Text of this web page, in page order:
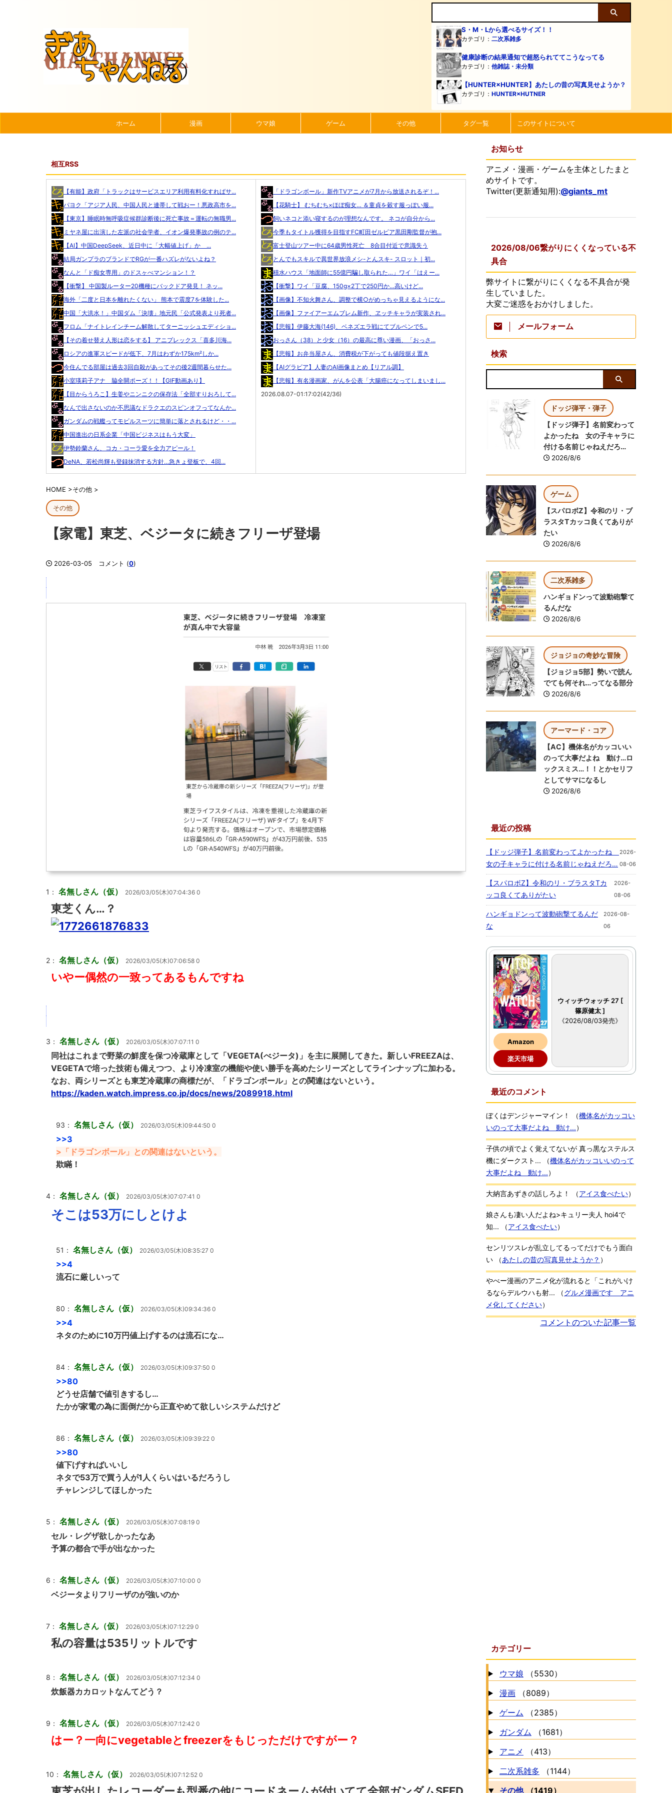
S・M・Lから選べるサイズ！！
カテゴリ： 二次系雑多
健康診断の結果通知で超怒られててこうなってる
カテゴリ： 他雑誌・未分類
【HUNTER×HUNTER】あたしの昔の写真見せようか？
カテゴリ： HUNTER×HUTNER
ホーム 漫画 ウマ娘 ゲーム その他 タグ一覧 このサイトについて
相互RSS
【有能】政府「トラックはサービスエリア利用有料化すればサ...
パヨク「アジア人民、中国人民と連帯して戦おー！悪政高市を...
【東京】睡眠時無呼吸症候群診断後に死亡事故＝運転の無職男...
ミヤネ屋に出演した左派の社会学者、イオン爆発事故の例のテ...
【AI】中国DeepSeek、近日中に「大幅値上げ」か ...
結局ガンプラのブランドでRGが一番ハズレがないよね？
なんと「ド痴女専用」のドスヶべマンション！？
【衝撃】 中国製ルーター20機種にバックドア発見！ ネッ...
海外「二度と日本を離れたくない」 熊本で震度7を体験した...
中国「大洪水！」中国ダム「決壊」地元民「公式発表より死者...
フロム「ナイトレインチーム解散してターニッシュエディショ...
【その着せ替え人形は恋をする】 アニプレックス「喜多川海...
ロシアの進軍スピードが低下、7月はわずか175km²しか...
今住んでる部屋は過去3回自殺があってその後2週間暮らせた...
小室瑛莉子アナ 脇全開ポーズ！！【GIF動画あり】
【目からうろこ】生姜やニンニクの保存法「全部すりおろして...
なんで出さないのか不思議なドラクエのスピンオフってなんか...
ガンダムの戦艦ってモビルスーツに簡単に落とされるけど・・...
中国進出の日系企業「中国ビジネスはもう大変」
伊勢鈴蘭さん、コカ・コーラ愛を全力アピール！
DeNA、若松尚輝も登録抹消する方針…急きょ登板で、4回...
「ドラゴンボール」新作TVアニメが7月から放送されるぞ！...
【花騎士】 むちむち×ほぼ痴女… ＆童貞を穀す服っぽい服...
飼いネコと添い寝するのが理想なんです。 ネコが自分から...
今季もタイトル獲得を目指すFC町田ゼルビア黒田剛監督が抱...
富士登山ツアー中に64歳男性死亡 8合目付近で意識失う
とんでもスキルで異世界放浪メシ-とんスキ- スロット｜初...
積水ハウス「地面師に55億円騙し取られた…」ワイ「はえー...
【衝撃】ワイ「豆腐、150g×2丁で250円か…高いけど...
【画像】不知火舞さん、調整で横○がめっちゃ見えるようにな...
【画像】ファイアーエムブレム新作、ヱッチキャラが実装され...
【悲報】伊藤大海(146)、ベネズエラ戦にてブルペンで5...
おっさん（38）と少女（16）の最高に尊い漫画、「おっさ...
【悲報】お弁当屋さん、消費税が下がっても値段据え置き
【AIグラビア】人妻のAI画像まとめ【リアル調】
【悲報】有名漫画家、がんを公表「大腸癌になってしまいまし...
2026.08.07-01:17:02(42/36)
HOME >その他 >
その他
【家電】東芝、ベジータに続きフリーザ登場
2026-03-05 コメント (0)
1： 名無しさん（仮） 2026/03/05(木)07:04:36 0
東芝くん…？
2： 名無しさん（仮） 2026/03/05(木)07:06:58 0
いやー偶然の一致ってあるもんですね
3： 名無しさん（仮） 2026/03/05(木)07:07:11 0
同社はこれまで野菜の鮮度を保つ冷蔵庫として「VEGETA(べジータ)」を主に展開してきた。新しいFREEZAは、
VEGETAで培った技術も備えつつ、より冷凍室の機能や使い勝手を高めたシリーズとしてラインナップに加わる。
なお、両シリーズとも東芝冷蔵庫の商標だが、「ドラゴンボール」との関連はないという。
https://kaden.watch.impress.co.jp/docs/news/2089918.html
93： 名無しさん（仮） 2026/03/05(木)09:44:50 0
>>3
>「ドラゴンボール」との関連はないという。
欺瞞！
4： 名無しさん（仮） 2026/03/05(木)07:07:41 0
そこは53万にしとけよ
51： 名無しさん（仮） 2026/03/05(木)08:35:27 0
>>4
流石に厳しいって
80： 名無しさん（仮） 2026/03/05(木)09:34:36 0
>>4
ネタのために10万円値上げするのは流石にな…
84： 名無しさん（仮） 2026/03/05(木)09:37:50 0
>>80
どうせ店舗で値引きするし…
たかが家電の為に面倒だから正直やめて欲しいシステムだけど
86： 名無しさん（仮） 2026/03/05(木)09:39:22 0
>>80
値下げすればいいし
ネタで53万で買う人が1人くらいはいるだろうし
チャレンジしてほしかった
5： 名無しさん（仮） 2026/03/05(木)07:08:19 0
セル・レグザ欲しかったなあ
予算の都合で手が出なかった
6： 名無しさん（仮） 2026/03/05(木)07:10:00 0
ベジータよりフリーザのが強いのか
7： 名無しさん（仮） 2026/03/05(木)07:12:29 0
私の容量は535リットルです
8： 名無しさん（仮） 2026/03/05(木)07:12:34 0
炊飯器カカロットなんてどう？
9： 名無しさん（仮） 2026/03/05(木)07:12:42 0
はー？一向にvegetableとfreezerをもじっただけですがー？
10： 名無しさん（仮） 2026/03/05(木)07:12:52 0
お知らせ
アニメ・漫画・ゲームを主体としたまと
めサイトです。
Twitter(更新通知用):@giants_mt
2026/08/06繋がりにくくなっている不
具合
弊サイトに繋がりにくくなる不具合が発
生していました。
大変ご迷惑をおかけしました。
メールフォーム
検索
ドッジ弾平・弾子
【ドッジ弾子】名前変わって
よかったね 女の子キャラに
付ける名前じゃねえだろ…
2026/8/6
ゲーム
【スパロボZ】令和のリ・ブ
ラスタTカッコ良くてありが
たい
2026/8/6
二次系雑多
ハンギョドンって波動砲撃て
るんだな
2026/8/6
ジョジョの奇妙な冒険
【ジョジョ5部】勢いで読ん
でても何それ…ってなる部分
2026/8/6
アーマード・コア
【AC】機体名がカッコいい
のって大事だよね 動け…ロ
ックスミス…！！とかセリフ
としてサマになるし
2026/8/6
最近の投稿
【ドッジ弾子】名前変わってよかったね
女の子キャラに付ける名前じゃねえだろ…
2026-
08-06
【スパロボZ】令和のリ・ブラスタTカ
ッコ良くてありがたい
2026-
08-06
ハンギョドンって波動砲撃てるんだ
な
2026-08-
06
Amazon
楽天市場
ウィッチウォッチ 27 [
篠原健太 ]
《2026/08/03発売》
最近のコメント
ぼくはデンジャーマイン！ （機体名がカッコい
いのって大事だよね 動け...）
子供の頃でよく覚えてないが 真っ黒なステルス
機にダークスト...
（機体名がカッコいいのって
大事だよね 動け...）
大納言あずきの話しろよ！ （アイス食べたい）
娘さんも凄い人だよね>キュリー夫人 hoi4で
知...
（アイス食べたい）
センリツスレが乱立してるってだけでもう面白
い
（あたしの昔の写真見せようか？ ）
やべー漫画のアニメ化が流れると「これがいけ
るならデルウハも射...
（グルメ漫画です アニ
メ化してください）
コメントのついた記事一覧
カテゴリー
ウマ娘
（5530）
漫画
（8089）
ゲーム
（2385）
ガンダム
（1681）
アニメ
（413）
二次系雑多
（1144）
その他
（1419）